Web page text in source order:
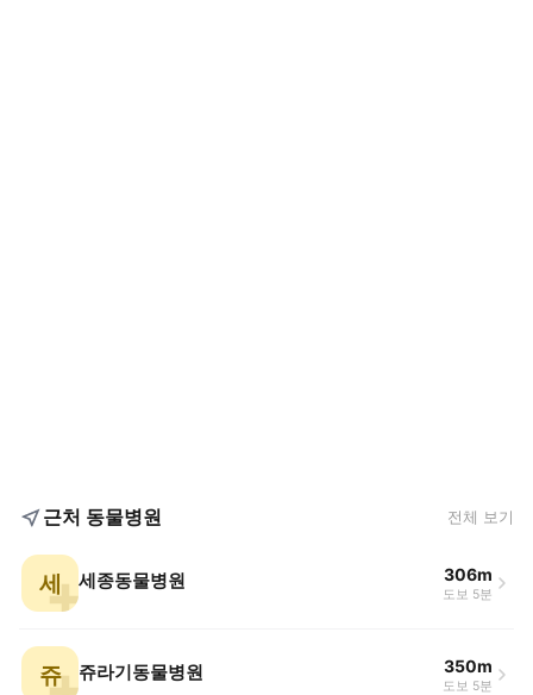
근처 동물병원 전체 보기
세 세종동물병원 306m
도보 5분
쥬 쥬라기동물병원 350m
도보 5분